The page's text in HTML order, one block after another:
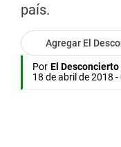
país.
Agregar El
Por El Desconcierto
18 de abril de 2018 -